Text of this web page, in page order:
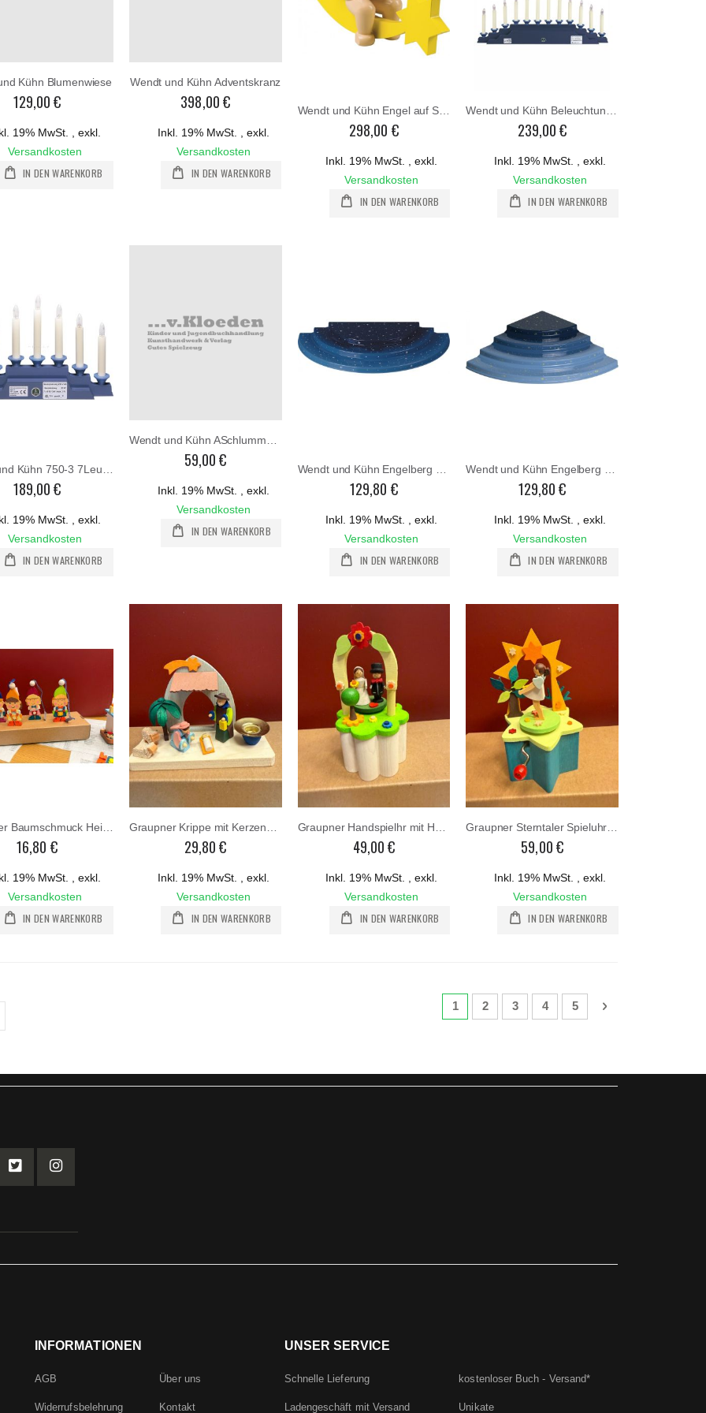
Kühn Blumenwiese
129,00 €
19% MwSt.
exkl.
Versandkosten
IN DEN WARENKORB
Wendt und Kühn Adventskranz
398,00 €
Inkl. 19% MwSt.
exkl.
Versandkosten
IN DEN WARENKORB
Wendt und Kühn Engel auf Schweif mit Geide groß
298,00 €
Inkl. 19% MwSt. ,exkl.
Versandkosten
IN DEN WARENKORB
239,00 €
Inkl. 19% MwSt. ,exkl.
Versandkosten
IN DEN WARENKORB
189,00 €
19% MwSt.
exkl.
Versandkosten
IN DEN WARENKORB
59,00 €
Inkl. 19% MwSt. , exkl.
Versandkosten
IN DEN WARENKORB
129,80 €
Inkl. 19% MwSt. ,exkl.
Versandkosten
IN DEN WARENKORB
129,80 €
Inkl. 19% MwSt. ,exkl.
Versandkosten
IN DEN WARENKORB
Graupner Baumschmuck Heinzelmännchen - sortiert und einzeln verkäuflich
16,80 €
19% MwSt. , exkl.
Versandkosten
IN DEN WARENKORB
29,80 €
Inkl. 19% MwSt. , exkl.
Versandkosten
IN DEN WARENKORB
49,00 €
Inkl. 19% MwSt. ,exkl.
Versandkosten
IN DEN WARENKORB
59,00 €
Inkl. 19% MwSt. ,exkl.
Versandkosten
IN DEN WARENKORB
SeiteSie lesen gerade die Seite
1 Seite
2 Seite
3 Seite
4 Seite
5 Seite
Weiter
INFORMATIONEN
AGB
Widerrufsbelehrung
Über uns
Kontakt
UNSER SERVICE
Schnelle Lieferung
Ladengeschäft mit Versand
kostenloser Buch - Versand*
Unikate